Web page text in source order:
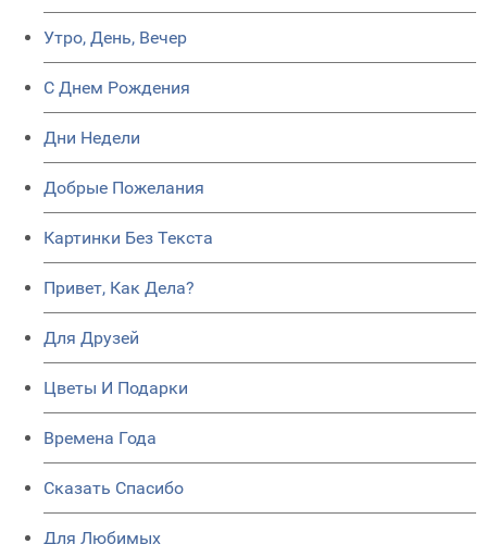
Утро, День, Вечер
C Днем Рождения
Дни Недели
Добрые Пожелания
Картинки Без Текста
Привет, Как Дела?
Для Друзей
Цветы И Подарки
Времена Года
Сказать Спасибо
Для Любимых